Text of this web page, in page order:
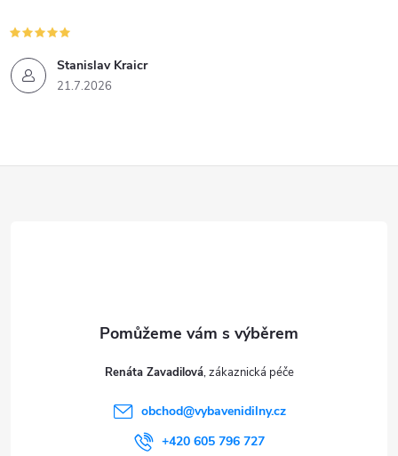
Stanislav Kraicr
21.7.2026
Renáta Zavadilová
obchod@vybavenidilny.cz
+420 605 796 727